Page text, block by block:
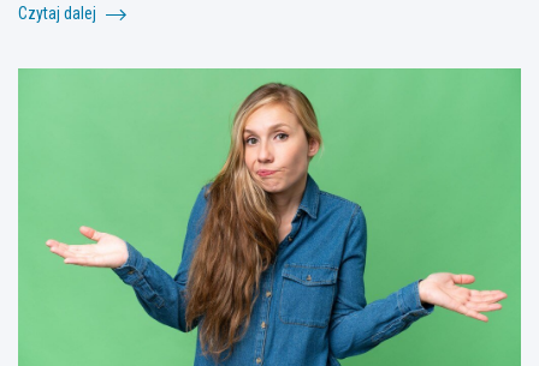
Czytaj dalej